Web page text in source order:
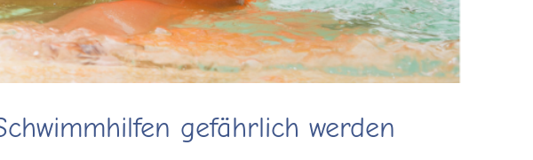
gefährlich werden